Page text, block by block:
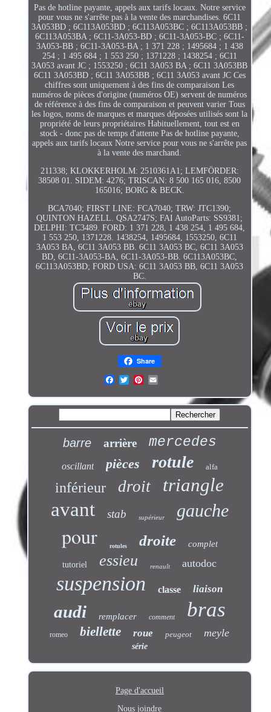
Pas de hotline payante, appels aux tarifs locaux. Notre service
pour vous ne s'arrête pas à la vente des marchandises. 6C11
3A053BD ; 6C113A053BD ; 6C113A053BC ; 6C113A053BB ;
6C113A053BA ; 6C11-3A053-BD ; 6C11-3A053-BC ; 6C11-
3A053-BB ; 6C11-3A053-BA ; 1 371 228 ; 1495684 ; 1 438
254 ; 1 495 684 ; 1 553 250 ; 1371228 ; 1438254 ; 6C11
3A053 avant JC ; 1553250 ; 6C11 3A053 BA ; 6C11 3A053BB
6C11 3A053BD ; 6C11 3A053BB ; 6C11 3A053 avant JC Ces
chiffres sont uniquement à des fins de comparaison Les
numéros de pièces d'origine (numéros OE) servent de numéros
de référence à des fins de comparaison et peuvent varier Tous
les logos, noms de marques et marques déposées utilisés sont la
propriété de leurs propriétaires Habituellement, tout est en
stock - donc pas de temps d'attente Pas de hotline payante,
appels aux tarifs locaux Notre service pour vous ne s'arrête pas
à la vente des marchand.
211338; KLOKKERHOLM: 2510361A1; LEMFÖRDER:
38508 01. SIDEM: 4276; TRISCAN: 8 500 165 016, 8500
165016; BORG & BECK.
BCA7040; FIRST LINE: FCA7040; TRW: JTC1390;
QUINTON HAZELL. QSA2747S; FAI AutoParts: SS9381;
DELPHI: TC3489. FORD: 1 371 228, 1 438 254, 1 495 684,
1 553 250, 1371228. 1438254, 1495684, 1553250, 6C11
3A053 BA, 6C11 3A053 BB. 6C11 3A053 BC, 6C11 3A053
BD, 6C11-3A053-BA, 6C11-3A053-BB. 6C113A053BC,
6C113A053BD; FORD USA: 6C11 3A053 BB, 6C11 3A053
BC.
Share
barre arrière mercedes
oscillant pièces rotule alfa
inférieur droit triangle
avant stab supérieur gauche
pour rotules droite complet
tutoriel essieu renault autodoc
suspension classe liaison
audi remplacer comment bras
romeo biellette roue peugeot meyle
série
Page d'accueil
Nous joindre